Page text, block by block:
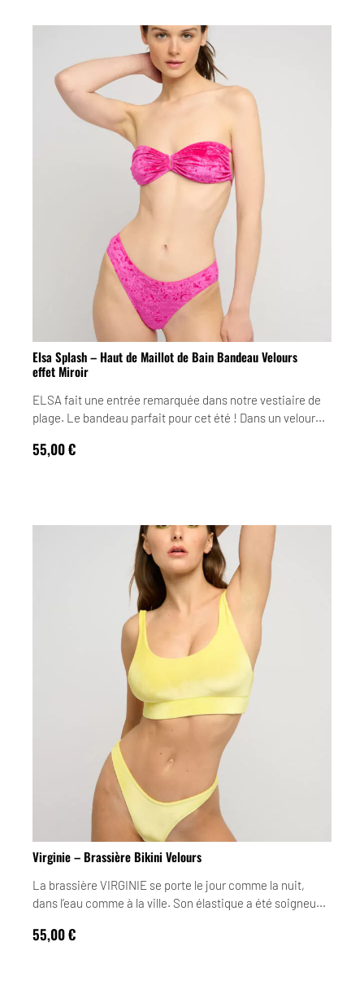
Elsa Splash – Haut de Maillot de Bain Bandeau Velours
effet Miroir
ELSA fait une entrée remarquée dans notre vestiaire de
plage. Le bandeau parfait pour cet été ! Dans un velour...
55,00€
Virginie – Brassière Bikini Velours
La brassière VIRGINIE se porte le jour comme la nuit,
dans l’eau comme à la ville. Son élastique a été soigneu...
55,00€